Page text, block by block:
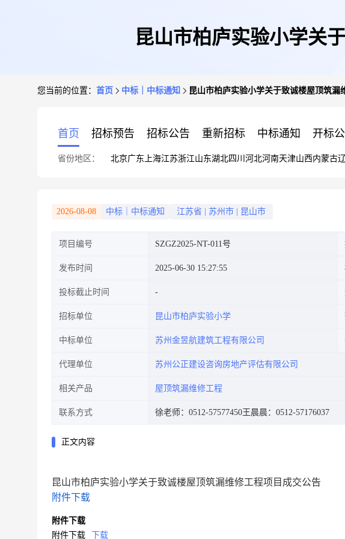
昆山市柏庐实验小学关
您当前的位置： 首页 中标｜中标通知 昆山市柏庐实验小学关于致诚楼屋顶筑漏
首页 招标预告 招标公告 重新招标 中标通知 开标
省份地区： 北京广东 上海江苏浙江山东湖北四川 河北河南天津山西内蒙古
2026-08-08 中标｜中标通知 江苏省 苏州市 昆山市
项目编号 SZGZ2025-NT-011号
发布时间 2025-06-30 15:27:55
投标截止时间
招标单位 昆山市柏庐实验小学
中标单位 苏州金昱航建筑工程有限公司
代理单位 苏州公正建设咨询房地产评估有限公司
相关产品 屋顶筑漏维修工程
联系方式 徐老师：0512-57577450王晨晨：0512-57176037
正文内容
昆山市柏庐实验小学关于致诚楼屋顶筑漏维修工程项目成交公告
附件下载
附件下载
附件下载
下载